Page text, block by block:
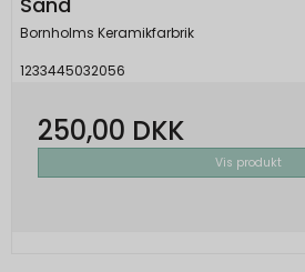
Bornholms Keramikfarbrik
1233445032056
250,00 DKK
Vis produkt